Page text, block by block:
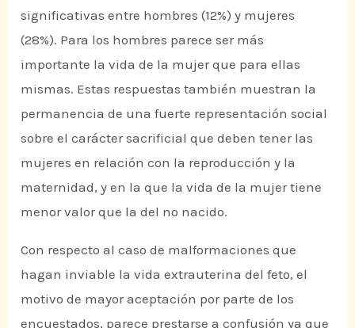
significativas entre hombres (12%) y mujeres
(28%). Para los hombres parece ser más
importante la vida de la mujer que para ellas
mismas. Estas respuestas también muestran la
permanencia de una fuerte representación social
sobre el carácter sacrificial que deben tener las
mujeres en relación con la reproducción y la
maternidad, y en la que la vida de la mujer tiene
menor valor que la del no nacido.
Con respecto al caso de malformaciones que
hagan inviable la vida extrauterina del feto, el
motivo de mayor aceptación por parte de los
encuestados, parece prestarse a confusión ya que